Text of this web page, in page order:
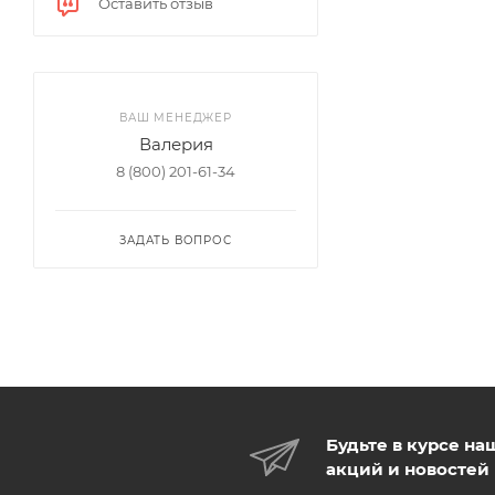
ВАШ МЕНЕДЖЕР
Валерия
8 (800) 201-61-34
ЗАДАТЬ ВОПРОС
Будьте в курсе
акций и новостей